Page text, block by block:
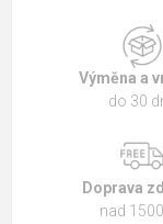
Výměna a
do 30
Doprava
nad